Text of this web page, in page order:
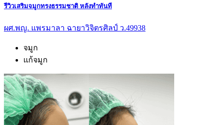
รีวิวเสริมจมูกทรงธรรมชาติ หลังทำทันที
ผศ.พญ. แพรมาลา ฉายาวิจิตรศิลป์ ว.49938
จมูก
แก้จมูก